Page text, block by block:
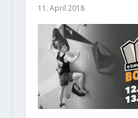
11. April 2018